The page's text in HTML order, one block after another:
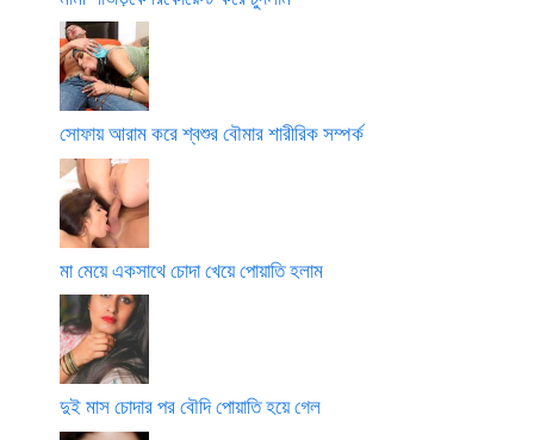
সোফায় আরাম করে শ্বশুর বৌমার শারীরিক সম্পর্ক
মা মেয়ে একসাথে চোদা খেয়ে পোয়াতি হলাম
দুই মাস চোদার পর বৌদি পোয়াতি হয়ে গেল